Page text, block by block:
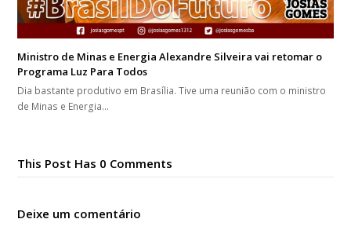
Ministro de Minas e Energia Alexandre Silveira vai retomar o
Programa Luz Para Todos
Dia bastante produtivo em Brasília. Tive uma reunião com o ministro
de Minas e Energia…
This Post Has 0 Comments
Deixe um comentário